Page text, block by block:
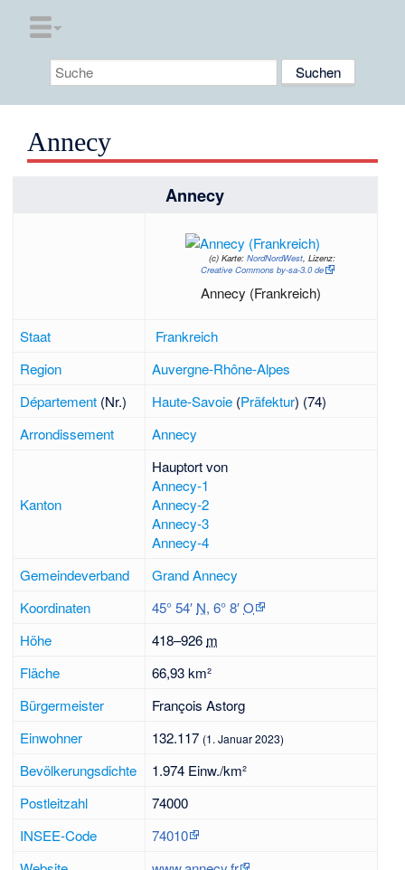
Annecy
Annecy
(c)Karte:NordNordWest, Lizenz:
Creative Commons by-sa-3.0 de
Annecy (Frankreich)
Staat
Frankreich
Region
Auvergne-Rhône-Alpes
Département (Nr.) Haute-Savoie (Präfektur) (74)
Arrondissement
Annecy
Kanton
Hauptort von
Annecy-1
Annecy-2
Annecy-3
Annecy-4
Gemeindeverband
Grand Annecy
Koordinaten
45° 54′ N,6° 8′O
Höhe
418–926 m
Fläche
66,93 km²
Bürgermeister
François Astorg
Einwohner
132.117 (1. Januar 2023)
Bevölkerungsdichte
1.974 Einw./km²
Postleitzahl
74000
INSEE-Code
74010